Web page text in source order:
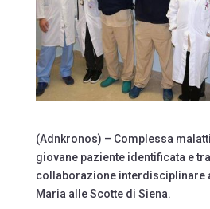
(Adnkronos) – Complessa
giovane paziente identificata e
collaborazione interdisciplinare
Maria alle Scotte di Siena.